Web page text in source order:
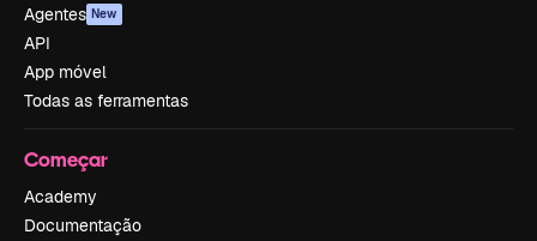
Agentes New
API
App móvel
Todas as ferramentas
Começar
Academy
Documentação